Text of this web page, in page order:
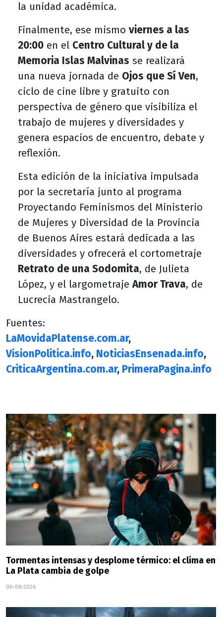
la unidad académica.
Finalmente, ese mismo viernes a las
20:00 en el Centro Cultural y de la
Memoria Islas Malvinas se realizará
una nueva jornada de Ojos que Sí Ven,
ciclo de cine libre y gratuito con
perspectiva de género que visibiliza el
trabajo de mujeres y diversidades y
genera espacios de encuentro, debate y
reflexión.
Esta edición de la iniciativa impulsada
por la secretaría junto al programa
Proyectando Feminismos del Ministerio
de Mujeres y Diversidad de la Provincia
de Buenos Aires estará dedicada a las
diversidades y ofrecerá el cortometraje
Retrato de una Sodomita, de Julieta
López, y el largometrajeAmor Trava, de
Lucrecia Mastrangelo.
Fuentes:
LaMovidaPlatense.com.ar,
VisionPolitica.info, NoticiasEnsenada.info,
CriticaArgentina.com.ar, PrimeraPagina.info
Tormentas intensas y desplome térmico: el clima en
La Plata cambia de golpe
06-08-2026